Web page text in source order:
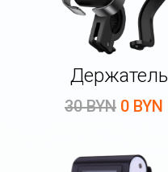
30 BYN 0 BYN
Держатель